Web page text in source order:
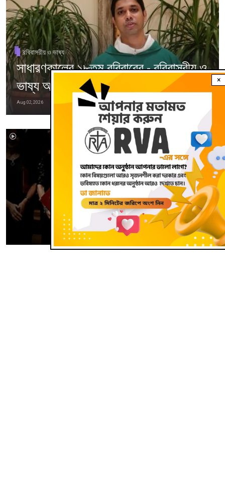
রবিবাসরীয় ও ভাষ্য
সাধারণকালের ১৮তম রবিবারের - রবিবাসরীয় ও
ভাষ্য অনুষ্ঠান
Aug 02, 2026
×